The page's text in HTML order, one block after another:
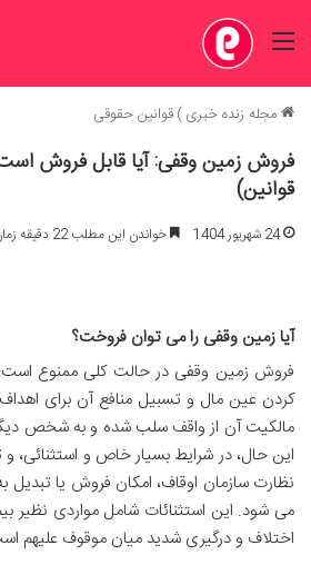
منو
مجله زنده خبری)قوانین حقوقی
فروش زمین وقفی: آیا قابل فروش
قوانین)
24 شهریور 1404 خواندن این مطلب 22 دقیقه زمان میبرد
آیا زمین وقفی را می توان فروخت؟
فروش زمین وقفی در حالت کلی ممنوع
کردن عین مال و تسبیل منافع آن برای
مالکیت آن از واقف سلب شده و به شخص
این حال، در شرایط بسیار خاص و استثنائی،
نظارت سازمان اوقاف، امکان فروش یا تبدیل
می شود. این استثنائات شامل مواردی نظیر
اختلاف و درگیری شدید میان موقوف علیهم